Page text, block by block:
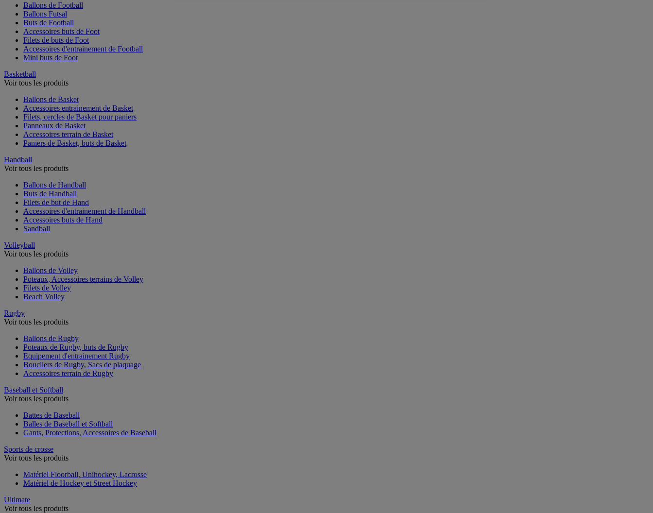
Ballons de Football
Ballons Futsal
Buts de Football
Accessoires buts de Foot
Filets de buts de Foot
Accessoires d'entrainement de Football
Mini buts de Foot
Basketball
Voir tous les produits
Ballons de Basket
Accessoires entrainement de Basket
Filets, cercles de Basket pour paniers
Panneaux de Basket
Accessoires terrain de Basket
Paniers de Basket, buts de Basket
Handball
Voir tous les produits
Ballons de Handball
Buts de Handball
Filets de but de Hand
Accessoires d'entrainement de Handball
Accessoires buts de Hand
Sandball
Volleyball
Voir tous les produits
Ballons de Volley
Poteaux, Accessoires terrains de Volley
Filets de Volley
Beach Volley
Rugby
Voir tous les produits
Ballons de Rugby
Poteaux de Rugby, buts de Rugby
Equipement d'entrainement Rugby
Boucliers de Rugby, Sacs de plaquage
Accessoires terrain de Rugby
Baseball et Softball
Voir tous les produits
Battes de Baseball
Balles de Baseball et Softball
Gants, Protections, Accessoires de Baseball
Sports de crosse
Voir tous les produits
Matériel Floorball, Unihockey, Lacrosse
Matériel de Hockey et Street Hockey
Ultimate
Voir tous les produits